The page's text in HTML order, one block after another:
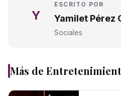
Y
ESCRITO POR
Yamilet Pérez
Sociales
Más de